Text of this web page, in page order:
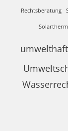
Rechtsberatung